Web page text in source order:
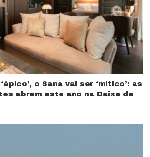
o Sana vai ser ‘mítico’: as
abrem este ano na Baixa de